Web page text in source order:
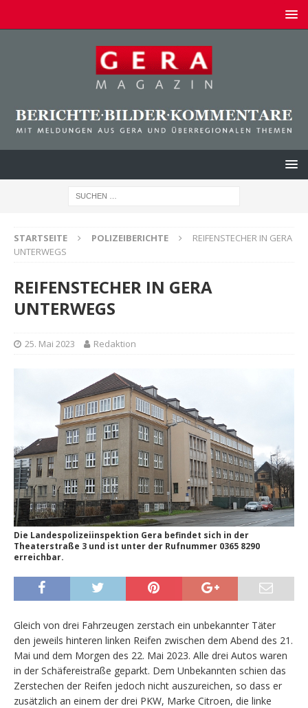
STARTSEITE POLIZEIBERICHTE
REIFENSTECHER IN GERA
UNTERWEGS
REIFENSTECHER IN GERA
UNTERWEGS
25. Mai 2023 Redaktion
Die Landespolizeiinspektion Gera befindet sich in der
Theaterstraße 3 und ist unter der Rufnummer 0365 8290
erreichbar.
Gleich von drei Fahrzeugen zerstach ein unbekannter Täter
den jeweils hinteren linken Reifen zwischen dem Abend des 21.
Mai und dem Morgen des 22. Mai 2023. Alle drei Autos waren
in der Schäfereistraße geparkt. Dem Unbekannten schien das
Zerstechen der Reifen jedoch nicht auszureichen, so dass er
zusätzlich an einem der drei PKW, Marke Citroen, die linke